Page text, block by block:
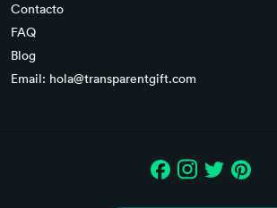
Contacto
FAQ
Blog
Email: hola@transparentgift.com